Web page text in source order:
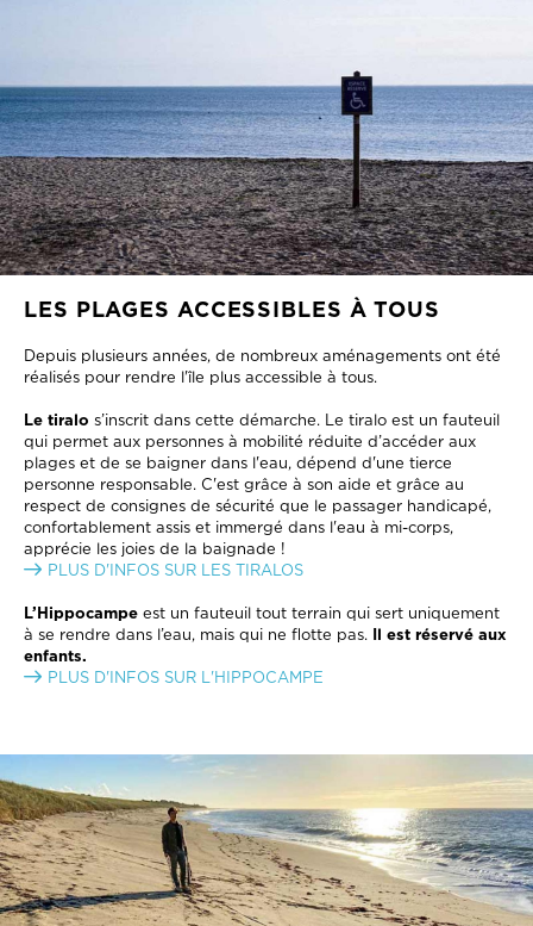
LES PLAGES ACCESSIBLES À TOUS
Depuis plusieurs années, de nombreux aménagements ont été
réalisés pour rendre l'île plus accessible à tous.
Le tiralo s’inscrit dans cette démarche. Le tiralo est un fauteuil
qui permet aux personnes à mobilité réduite d’accéder aux
plages et de se baigner dans l'eau, dépend d'une tierce
personne responsable. C'est grâce à son aide et grâce au
respect de consignes de sécurité que le passager handicapé,
confortablement assis et immergé dans l'eau à mi-corps,
apprécie les joies de la baignade !
PLUS D'INFOS SUR LES TIRALOS
L’Hippocampe est un fauteuil tout terrain qui sert uniquement
à se rendre dans l’eau, mais qui ne flotte pas. Il est réservé aux
enfants.
PLUS D'INFOS SUR L'HIPPOCAMPE